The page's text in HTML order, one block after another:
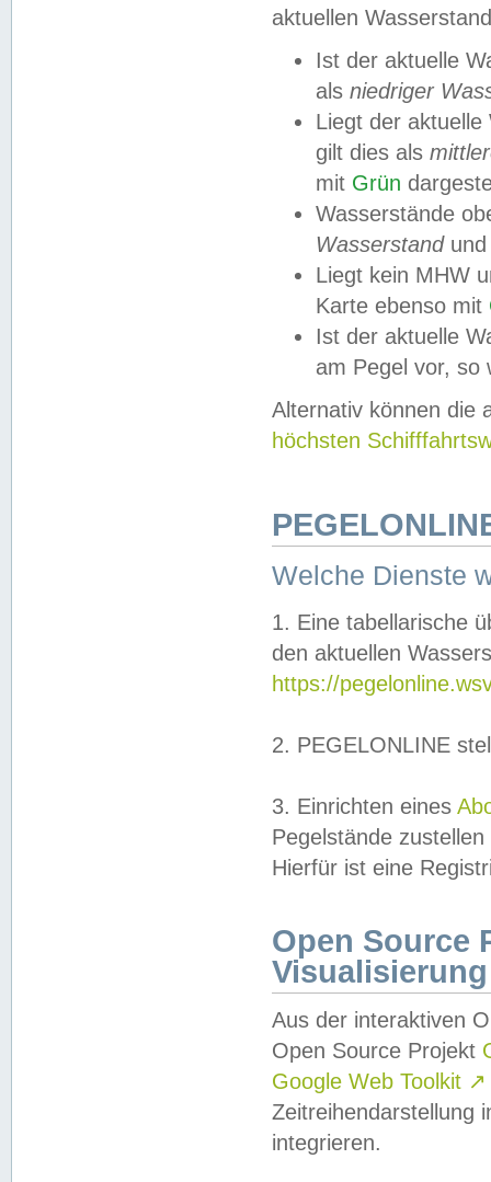
aktuellen
Ist der aktuelle
als niedriger
Liegt der
gilt dies als
mit Grün
Wasserstände
Wasserstandund
Liegt kein MHW
Karte ebenso mit
Ist der aktuelle
am Pegel vor,
Alternativ können die
höchsten
Welche Dienste
1. Eine tabellarische
den aktuellen
https://
2. PEGELONLINE
3. Einrichten eines
Pegelstände
Hierfür ist eine
Open Source
Visualisierung
Aus der interaktiven
Open Source Projekt
Google Web Toolkit ↗
Zeitreihendarstellung
integrieren.